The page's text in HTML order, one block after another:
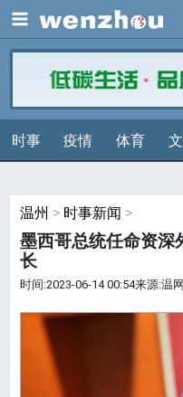
展开
时事 疫情 体育
温州 > 时事新闻 >
墨西哥总统任命资
长
时间:2023-06-14 00:54来源:温网